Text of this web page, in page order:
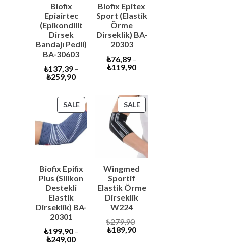
Biofix
Epiairtec
(Epikondilit
Dirsek
Bandajı Pedli)
BA-30603
₺137,39–
₺259,90
Biofix Epitex
Sport (Elastik
Örme
Dirseklik) BA-
20303
₺76,89 –
₺119,90
SALEPRODUCT
ON
SALE
Biofix Epifix
Plus (Silikon
Destekli
Elastik
Dirseklik) BA-
20301
₺199,90–
₺249,00
SALEPRODUCT
ON
SALE
Wingmed
Sportif
Elastik Örme
Dirseklik
W224
₺279,90
₺189,90Current